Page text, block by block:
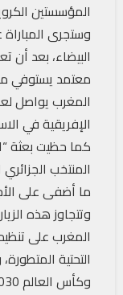
المؤسستين
وستجرى
البيضاء، بعد أن
معتمد يستوفي
المغرب يواصل
الإفريقية في
كما حظيت بعثة
المنتخب
ما أضفى على
وتتجاوز هذه
المغرب على
وكأس العالم 2030.